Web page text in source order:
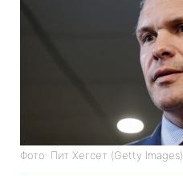
Фото: Пит Хегсет (Getty Images)